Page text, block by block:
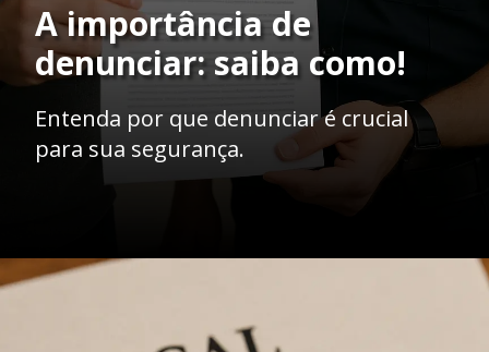
A importância de
denunciar: saiba como!
Entenda por que denunciar é crucial
para sua segurança.